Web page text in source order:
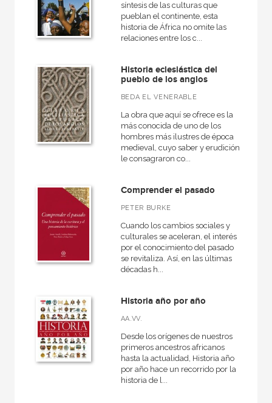
MATERIAS
Arqueología
Roma
Actual
Prehistoria
Grecia
General
NUESTRAS COLECCIONES
Arealonga - Letras galegas
Arqueología
Arte en contexto
síntesis de las culturas que
pueblan el continente, esta
historia de África no omite las
relaciones entre los c...
Historia eclesiástica del
pueblo de los anglos
BEDA EL VENERABLE
La obra que aquí se ofrece es la
más conocida de uno de los
hombres más ilustres de época
medieval, cuyo saber y erudición
le consagraron co...
Comprender el pasado
PETER BURKE
Cuando los cambios sociales y
culturales se aceleran, el interés
por el conocimiento del pasado
se revitaliza. Así, en las últimas
décadas h...
Historia año por año
AA.VV.
Desde los orígenes de nuestros
primeros ancestros africanos
hasta la actualidad, Historia año
por año hace un recorrido por la
historia de l...